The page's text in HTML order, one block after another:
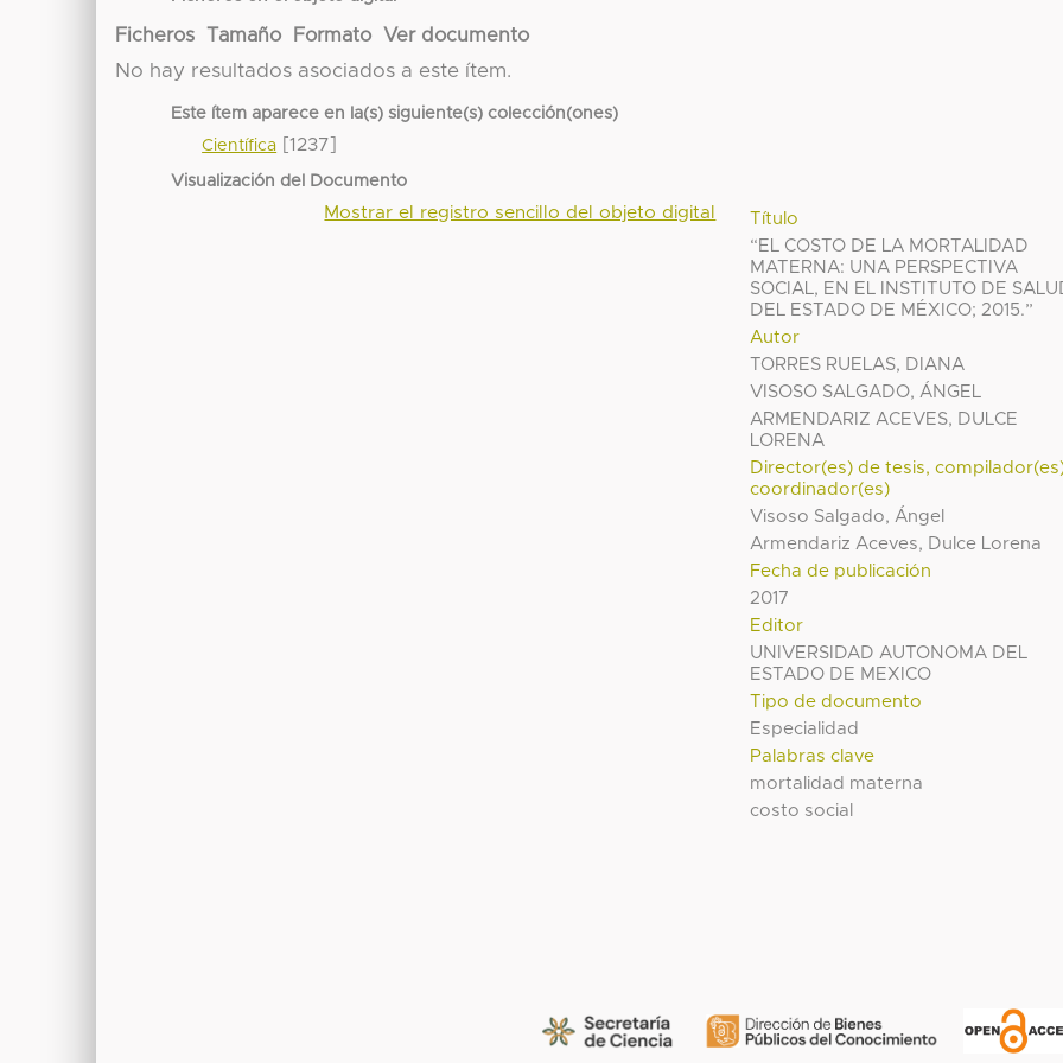
Ficheros Tamaño Formato
Ver documento
No hay resultados asociados a este ítem.
Este ítem aparece en la(s) siguiente(s) colección(ones)
Científica [1237]
Visualización del Documento
Título
“EL COSTO DE LA MORTALIDAD
MATERNA: UNA PERSPECTIVA
SOCIAL, EN EL INSTITUTO DE
DEL ESTADO DE MÉXICO; 2015.”
Autor
TORRES RUELAS, DIANA
VISOSO SALGADO, ÁNGEL
ARMENDARIZ ACEVES, DULCE
LORENA
Director(es) de tesis,
coordinador(es)
Visoso Salgado, Ángel
Armendariz Aceves, Dulce Lorena
Fecha de publicación
2017
Editor
UNIVERSIDAD AUTONOMA DEL
ESTADO DE MEXICO
Tipo de documento
Especialidad
Palabras clave
mortalidad materna
costo social
Mostrar el registro sencillo del objeto digital